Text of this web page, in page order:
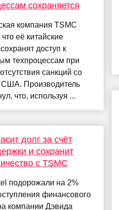
сохраняется
компания TSMC
её китайские
доступ к
техпроцессам при
санкций со
США. Производитель
что, используя ...
долг за счёт
и сохранит
с TSMC
подорожали на 2%
финансового
компании Дэвида